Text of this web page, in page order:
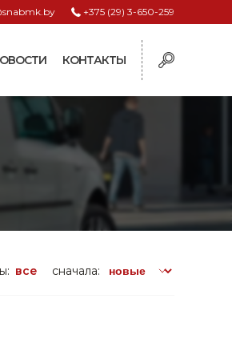
+375 (29) 3-650-259
КОНТАКТЫ
сначала:
все